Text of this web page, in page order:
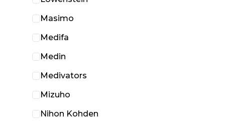
Masimo
Medifa
Medin
Medivators
Mizuho
Nihon Kohden